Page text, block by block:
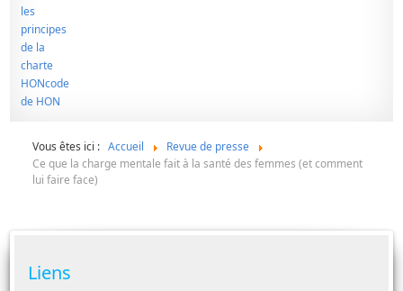
Vous êtes ici : Accueil
Revue de presse
Ce que la charge mentale fait à la santé des femmes (et comment
lui faire face)
Liens